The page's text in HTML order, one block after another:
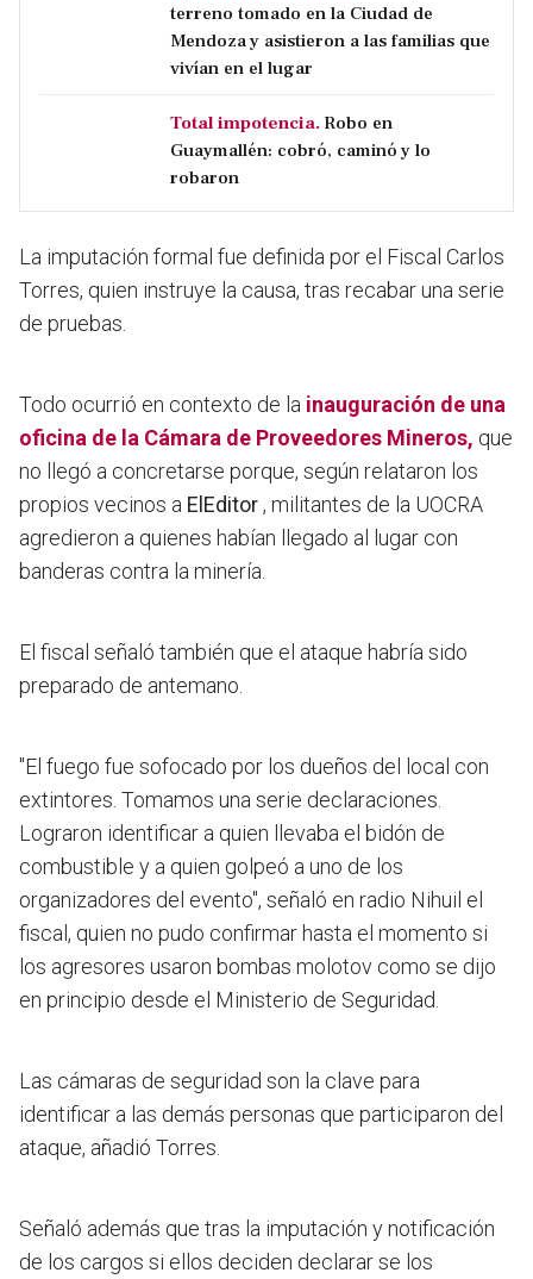
terreno tomado en la Ciudad de
Mendoza y asistieron a las familias que
vivían en el lugar
Total impotencia. Robo en
Guaymallén: cobró, caminó y lo
robaron
La imputación formal fue definida por el Fiscal Carlos
Torres, quien instruye la causa, tras recabar una serie
de pruebas.
Todo ocurrió en contexto de la inauguración de una
oficina de la Cámara de Proveedores Mineros, que
no llegó a concretarse porque, según relataron los
propios vecinos a ElEditor, militantes de la UOCRA
agredieron a quienes habían llegado al lugar con
banderas contra la minería.
El fiscal señaló también que el ataque habría sido
preparado de antemano.
"El fuego fue sofocado por los dueños del local con
extintores. Tomamos una serie declaraciones.
Lograron identificar a quien llevaba el bidón de
combustible y a quien golpeó a uno de los
organizadores del evento", señaló en radio Nihuil el
fiscal, quien no pudo confirmar hasta el momento si
los agresores usaron bombas molotov como se dijo
en principio desde el Ministerio de Seguridad.
Las cámaras de seguridad son la clave para
identificar a las demás personas que participaron del
ataque, añadió Torres.
Señaló además que tras la imputación y notificación
de los cargos si ellos deciden declarar se los